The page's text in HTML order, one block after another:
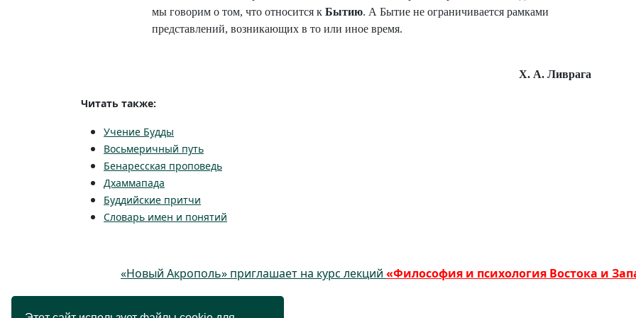
мы говорим о том, что относится к Бытию. А Бытие не ограничивается рамками
представлений, возникающих в то или иное время.
Х. А. Ливрага
Читать также:
Учение Будды
Восьмеричный путь
Бенаресская проповедь
Дхаммапада
Буддийские притчи
Словарь имен и понятий
«Новый Акрополь» приглашает на курс лекций «Философия и психология Востока и